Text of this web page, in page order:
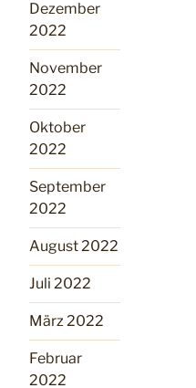
Dezember
2022
November
2022
Oktober
2022
September
2022
August 2022
Juli 2022
März 2022
Februar
2022